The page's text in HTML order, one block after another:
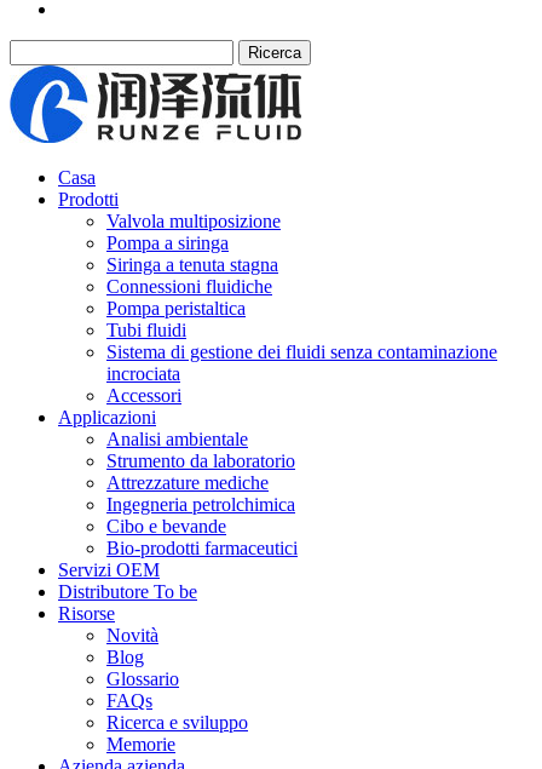
Ricerca
Casa
Prodotti
Valvola multiposizione
Pompa a siringa
Siringa a tenuta stagna
Connessioni fluidiche
Pompa peristaltica
Tubi fluidi
Sistema di gestione dei fluidi senza contaminazione
incrociata
Accessori
Applicazioni
Analisi ambientale
Strumento da laboratorio
Attrezzature mediche
Ingegneria petrolchimica
Cibo e bevande
Bio-prodotti farmaceutici
Servizi OEM
Distributore To be
Risorse
Novità
Blog
Glossario
FAQs
Ricerca e sviluppo
Memorie